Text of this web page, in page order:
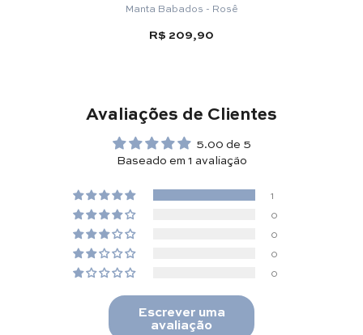
Manta Babados - Rosê
R$ 209,90
Avaliações de Clientes
5.00 de 5
Baseado em 1 avaliação
1
0
0
0
0
Escrever uma
avaliação